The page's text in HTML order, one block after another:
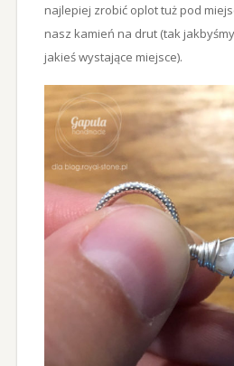
najlepiej zrobić oplot tuż pod
nasz kamień na drut (tak
jakieś wystające miejsce).